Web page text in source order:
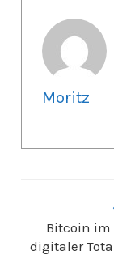
Moritz
Bitcoin im
digitaler